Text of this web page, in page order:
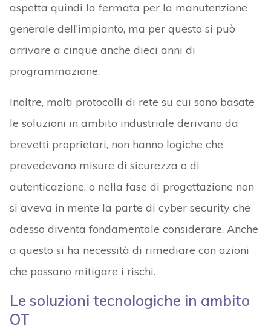
aspetta quindi la fermata per la manutenzione
generale dell’impianto, ma per questo si può
arrivare a cinque anche dieci anni di
programmazione.
Inoltre, molti protocolli di rete su cui sono basate
le soluzioni in ambito industriale derivano da
brevetti proprietari, non hanno logiche che
prevedevano misure di sicurezza o di
autenticazione, o nella fase di progettazione non
si aveva in mente la parte di cyber security che
adesso diventa fondamentale considerare. Anche
a questo si ha necessità di rimediare con azioni
che possano mitigare i rischi.
Le soluzioni tecnologiche in ambito
OT